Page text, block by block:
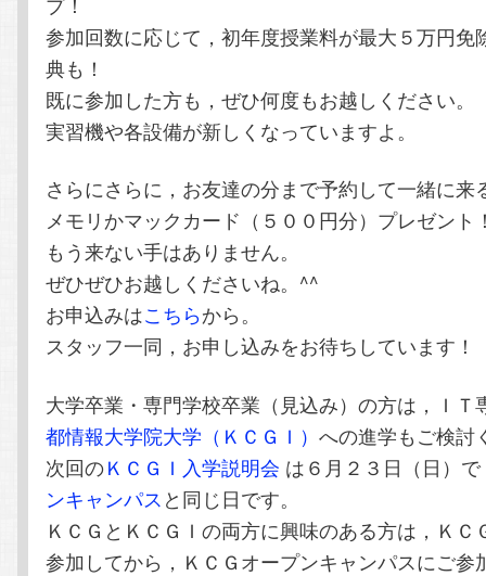
参加回数に応じて，初年度授業料が最大５万円免
典も！
既に参加した方も，ぜひ何度もお越しください。
実習機や各設備が新しくなっていますよ。
さらにさらに，お友達の分まで予約して一緒に来
メモリかマックカード（５００円分）プレゼント
もう来ない手はありません。
ぜひぜひお越しくださいね。^^
お申込みはこちらから。
スタッフ一同，お申し込みをお待ちしています！
大学卒業・専門学校卒業（見込み）の方は，Ｉ
都情報大学院大学（ＫＣＧＩ）への進学もご検討
次回のＫＣＧＩ入学説明会 は６月２３日（日）で
ンキャンパス と同じ日です。
ＫＣＧとＫＣＧＩの両方に興味のある方は，ＫＣ
参加してから，ＫＣＧオープンキャンパスにご参